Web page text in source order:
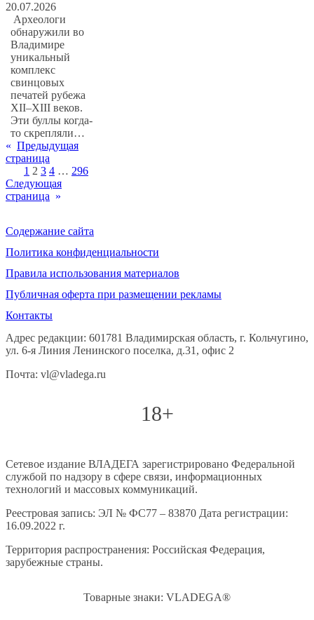
20.07.2026
Археологи
обнаружили во
Владимире
уникальный
комплекс
свинцовых
печатей рубежа
XII–XIII веков.
Эти буллы когда-
то скрепляли…
« Предыдущая
страница
1 2 3 4 … 296
Следующая
страница »
Содержание сайта
Политика конфиденциальности
Правила использования материалов
Публичная оферта при размещении рекламы
Контакты
Адрес редакции: 601781 Владимирская область, г. Кольчугино,
ул. 6-я Линия Ленинского поселка, д.31, офис 2
Почта: vl@vladega.ru
18+
Сетевое издание ВЛАДЕГА зарегистрировано Федеральной
службой по надзору в сфере связи, информационных
технологий и массовых коммуникаций.
Реестровая запись: ЭЛ № ФС77 – 83870 Дата регистрации:
16.09.2022 г.
Территория распространения: Российская Федерация,
зарубежные страны.
Товарные знаки: VLADEGA®